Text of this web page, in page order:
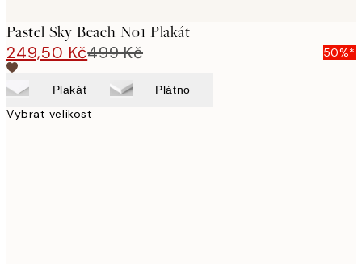
Pastel Sky Beach No1 Plakát
249,50 Kč499 Kč 50%*
Plakát Plátno
Vybrat velikost